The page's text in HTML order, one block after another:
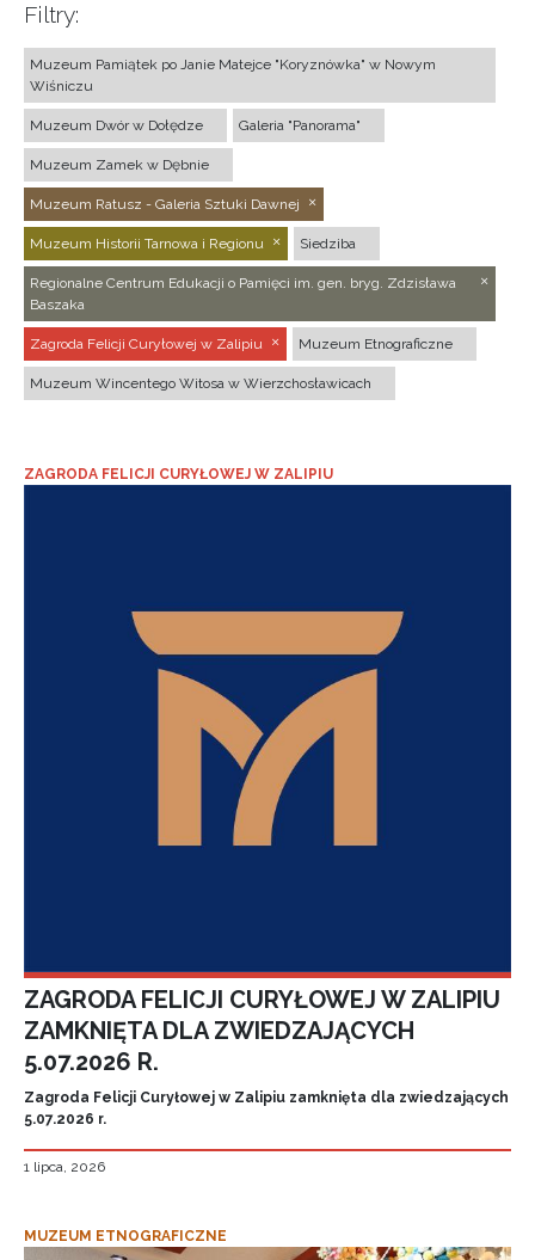
Filtry:
Muzeum Pamiątek po Janie Matejce "Koryznówka" w Nowym
Wiśniczu
Muzeum Dwór w Dołędze Galeria "Panorama"
Muzeum Zamek w Dębnie
Muzeum Ratusz - Galeria Sztuki Dawnej
Muzeum Historii Tarnowa i Regionu Siedziba
Regionalne Centrum Edukacji o Pamięci im. gen. bryg. Zdzisława
Baszaka
Zagroda Felicji Curyłowej w Zalipiu Muzeum Etnograficzne
Muzeum Wincentego Witosa w Wierzchosławicach
ZAGRODA FELICJI CURYŁOWEJ W ZALIPIU
ZAGRODA FELICJI CURYŁOWEJ W ZALIPIU
ZAMKNIĘTA DLA ZWIEDZAJĄCYCH
5.07.2026 R.
Zagroda Felicji Curyłowej w Zalipiu zamknięta dla zwiedzających
5.07.2026 r.
1 lipca, 2026
MUZEUM ETNOGRAFICZNE